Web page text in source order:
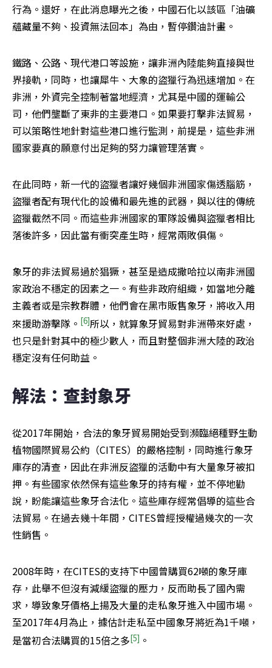
行為。還好，在此消息曝光之後，中國石化以該區「油礦
蘊藏量不夠、投資無法回本」為由，暫停鑽油計畫。
鐵路、公路、現代港口等設施，讓非洲內陸能夠直接與世
界接軌，同時，也讓犀牛、大象的盜獵行為迅速增加。在
非洲，外資完全控制著當地經濟，尤其是中國的運輸公
司，他們壟斷了東非的主要港口。如果要打擊非法貿易，
可以策略性地針對這些港口進行監測，前提是，這些非洲
國家要真的願意付出足夠的努力讓管理落實。
在此同時，新一代的盜獵者讓好幾個非洲國家傷透腦筋，
盜獵者配有現代化的設備和最先進的武器，與以往的傳統
盜獵截然不同。而這些非洲國家的軍隊設備與盜獵者相比
落後許多，因此當有衝突產生時，經常兩敗俱傷。
象牙的非法貿易過於猖獗，甚至是造成撒哈拉以南非洲國
家政治不穩定的因素之一。有些非政府組織，如當地分離
主義者或是宗教群體，他們會在黑市販售象牙，將收入用
來援助游擊隊。 [6]所以，就算象牙貿易對非洲帶來好處，
也只是針對其中的極少數人，而且對整個非洲大陸的政治
穩定沒有任何助益。
解法：查封象牙
從2017年開始，合法的象牙貿易開始受到瀕臨絕種野生動
植物國際貿易公約（CITES）的嚴格控制，同時進行象牙
庫存的清查，因此在非洲反盜獵的活動中有大量象牙被扣
押。有些國家依然保有這些象牙的持有權，並不停地勸
說，盼能讓這些象牙合法化。這些庫存經常倡導的這些合
法貿易。在過去幾十年間，CITES曾經授權過幾次的一次
性銷售。
2008年時，在CITES的支持下中國曾購買62噸的象牙庫
存，此舉不但沒有減緩盜獵的壓力，反而助長了國內需
求，導致象牙價格上揚及大量的走私象牙進入中國市場。
至2017年4月為止，據估計走私至中國象牙將近為1千噸，
是當初合法購買的15倍之多[5] 。